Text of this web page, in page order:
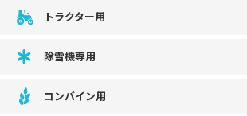
トラクター用
除雪機専用
コンバイン用